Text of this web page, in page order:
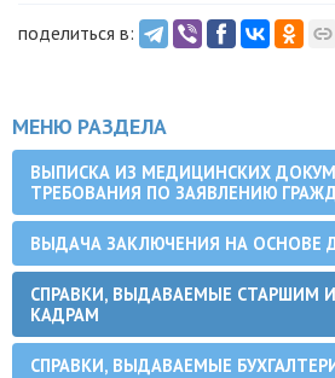
поделиться в:
МЕНЮ РАЗДЕЛА
ВЫПИСКА ИЗ МЕДИЦИНСКИХ
ТРЕБОВАНИЯ ПО ЗАЯВЛЕНИЮ
ВЫДАЧА ЗАКЛЮЧЕНИЯ НА ОСНОВЕ
СПРАВКИ, ВЫДАВАЕМЫЕ СТАРШИМ
КАДРАМ
СПРАВКИ, ВЫДАВАЕМЫЕ